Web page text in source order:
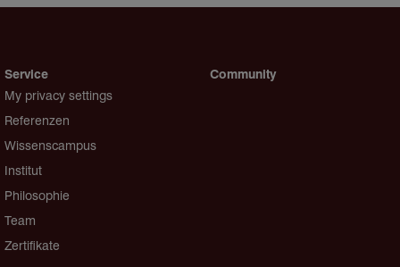
Service
My privacy settings
Referenzen
Wissenscampus
Institut
Philosophie
Team
Zertifikate
Community